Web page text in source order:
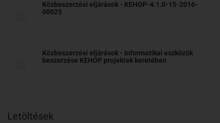
Közbeszerzési eljárások - KEHOP-4.1.0-15-2016-
00025
Közbeszerzési eljárások - Informatikai eszközök
beszerzése KEHOP projektek keretében
Letöltések